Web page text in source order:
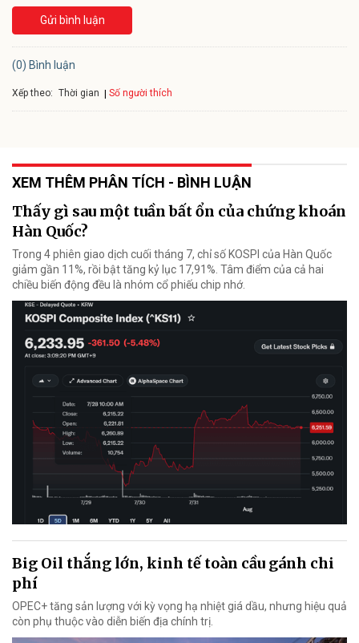
Gửi bình luận
(0) Bình luận
Xếp theo: Thời gian Số người thích
XEM THÊM PHÂN TÍCH - BÌNH LUẬN
Thấy gì sau một tuần bất ổn của chứng khoán
Hàn Quốc?
Trong 4 phiên giao dịch cuối tháng 7, chỉ số KOSPI của Hàn Quốc
giảm gần 11%, rồi bật tăng kỷ lục 17,91%. Tâm điểm của cả hai
chiều biến động đều là nhóm cổ phiếu chip nhớ.
Big Oil thắng lớn, kinh tế toàn cầu gánh chi
phí
OPEC+ tăng sản lượng với kỳ vọng hạ nhiệt giá dầu, nhưng hiệu quả
còn phụ thuộc vào diễn biến địa chính trị.